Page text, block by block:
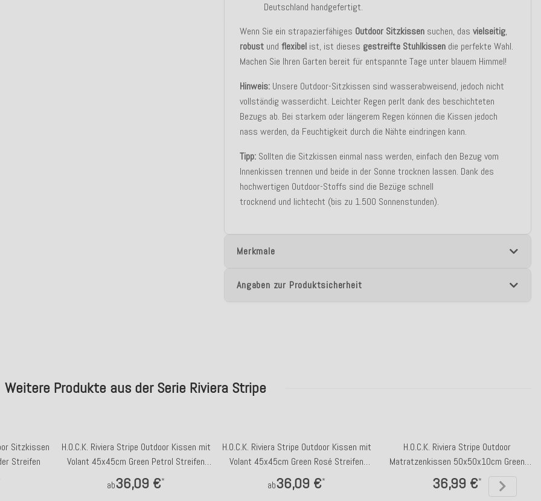
Deutschland handgefertigt.
Wenn Sie ein strapazierfähiges Outdoor Sitzkissen suchen, dasvielseitig,
robust und flexibel ist, ist dieses gestreifte Stuhlkissen die perfekte Wahl.
Machen Sie Ihren Garten bereit für entspannte Tage unter blauem Himmel!
Hinweis: Unsere Outdoor-Sitzkissen sind wasserabweisend, jedoch nicht
vollständig wasserdicht. Leichter Regen perlt dank des beschichteten
Bezugs ab. Bei starkem oder längerem Regen können die Kissen jedoch
nass werden, da Feuchtigkeit durch die Nähte eindringen kann.
Tipp: Sollten die Sitzkissen einmal nass werden, einfach den Bezug vom
Innenkissen trennen und beide in der Sonne trocknen lassen. Dank des
hochwertigen Outdoor-Stoffs sind die Bezüge schnell
trocknend und lichtecht (bis zu 1.500 Sonnenstunden).
Merkmale
Angaben zur Produktsicherheit
Weitere Produkte aus der Serie Riviera Stripe
Sitzkissen
Streifen
H.O.C.K. Riviera Stripe Outdoor Kissen mit
Volant 45x45cm Green Petrol Streifen
Rüschenkissen
ab36,09 €*
H.O.C.K. Riviera Stripe Outdoor Kissen mit
Volant 45x45cm Green Rosé Streifen
Rüschenkissen
ab36,09 €*
H.O.C.K. Riviera Stripe Outdoor
Matratzenkissen 50x50x10cm Green
Petrol Streifen
36,99 €*